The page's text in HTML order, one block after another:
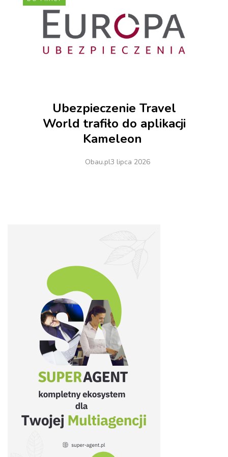
Ubezpieczenie Travel
World trafiło do aplikacji
Kameleon
Obau.pl3 lipca 2026